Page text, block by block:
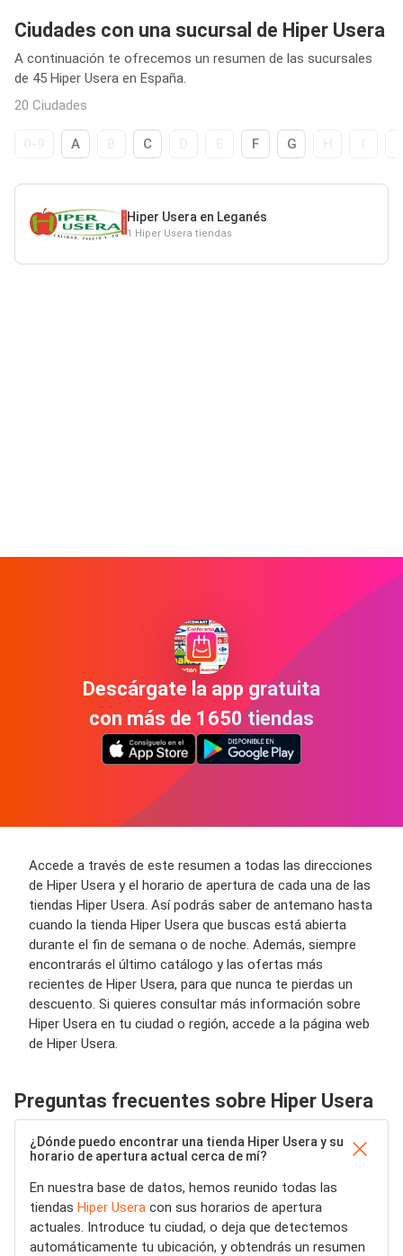
Ciudades con una sucursal de Hiper Usera
A continuación te ofrecemos un resumen de las sucursales
de 45 Hiper Usera en España.
20 Ciudades
A C F G
Hiper Usera en Leganés
1 Hiper Usera tiendas
Descárgate la app gratuita
con más de 1650 tiendas
Accede a través de este resumen a todas las direcciones
de Hiper Usera y el horario de apertura de cada una de las
tiendas Hiper Usera. Así podrás saber de antemano hasta
cuando la tienda Hiper Usera que buscas está abierta
durante el fin de semana o de noche. Además, siempre
encontrarás el último catálogo y las ofertas más
recientes de Hiper Usera, para que nunca te pierdas un
descuento. Si quieres consultar más información sobre
Hiper Usera en tu ciudad o región, accede a la página web
de Hiper Usera.
Preguntas frecuentes sobre Hiper Usera
¿Dónde puedo encontrar una tienda Hiper Usera y su
horario de apertura actual cerca de mí?
En nuestra base de datos, hemos reunido todas las
tiendas Hiper Usera con sus horarios de apertura
actuales. Introduce tu ciudad, o deja que detectemos
automáticamente tu ubicación, y obtendrás un resumen